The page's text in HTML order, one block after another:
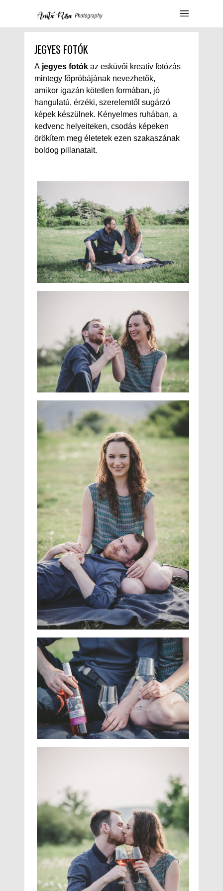
JEGYES FOTÓK
A jegyes fotók az esküvői kreatív fotózás
mintegy főpróbájának nevezhetők,
amikor igazán kötetlen formában, jó
hangulatú, érzéki, szerelemtől sugárzó
képek készülnek. Kényelmes ruhában, a
kedvenc helyeiteken, csodás képeken
örökítem meg életetek ezen szakaszának
boldog pillanatait.